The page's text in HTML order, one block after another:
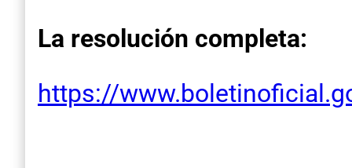
La resolución completa:
https://